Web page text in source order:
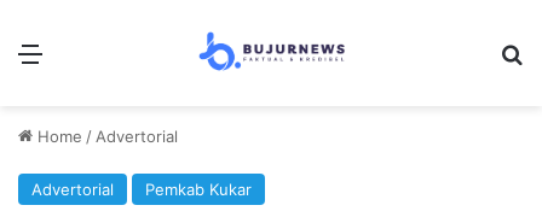
Home / Advertorial
Advertorial Pemkab Kukar